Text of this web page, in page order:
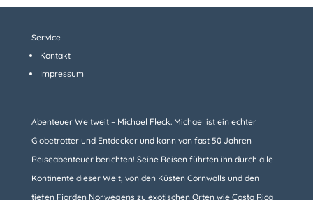
Service
Kontakt
Impressum
Abenteuer Weltweit – Michael Fleck. Michael ist ein echter
Globetrotter und Entdecker und kann von fast 50 Jahren
Reiseabenteuer berichten! Seine Reisen führten ihn durch alle
Kontinente dieser Welt, von den Küsten Cornwalls und den
tiefen Fjorden Norwegens zu exotischen Orten wie Costa Rica